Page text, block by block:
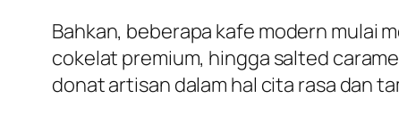
Bahkan, beberapa kafe modern mulai
cokelat premium, hingga salted
donat artisan dalam hal cita rasa dan